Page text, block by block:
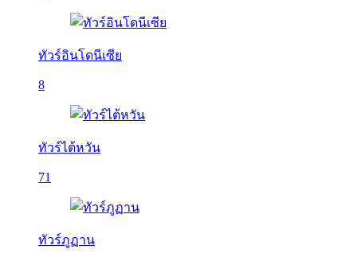
ทัวร์อินโดนีเซีย
8
ทัวร์ไต้หวัน
71
ทัวร์ภูฏาน